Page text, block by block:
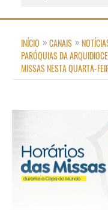
INÍCIO CANAIS
PARÓQUIAS DA
MISSAS NESTA QUARTA-